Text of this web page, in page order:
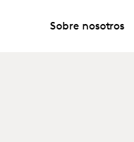
Sobre nosotros